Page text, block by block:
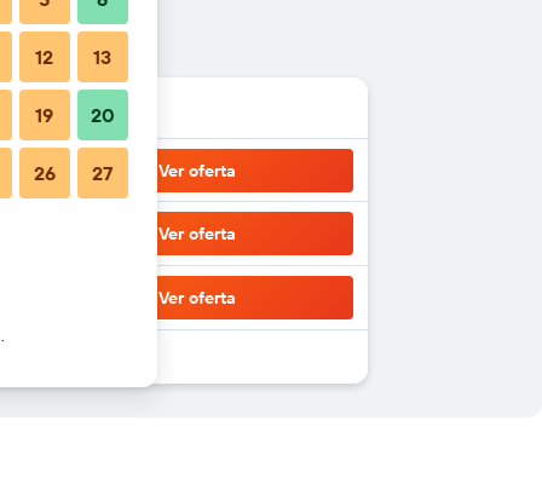
Ver oferta
Ver oferta
Ver oferta
12 13
19 20
26 27